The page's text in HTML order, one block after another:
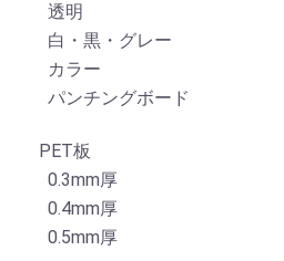
透明
白・黒・グレー
カラー
パンチングボード
PET板
0.3mm厚
0.4mm厚
0.5mm厚